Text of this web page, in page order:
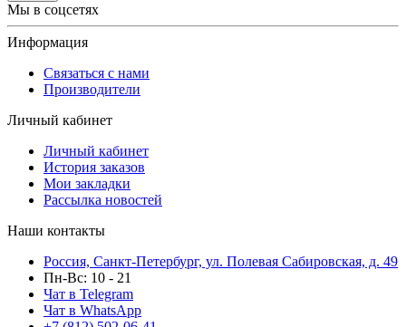
Мы в соцсетях
Информация
Связаться с нами
Производители
Личный кабинет
Личный кабинет
История заказов
Мои закладки
Рассылка новостей
Наши контакты
Россия, Санкт-Петербург, ул. Полевая Сабировская, д. 49
Пн-Вс: 10 - 21
Чат в Telegram
Чат в WhatsApp